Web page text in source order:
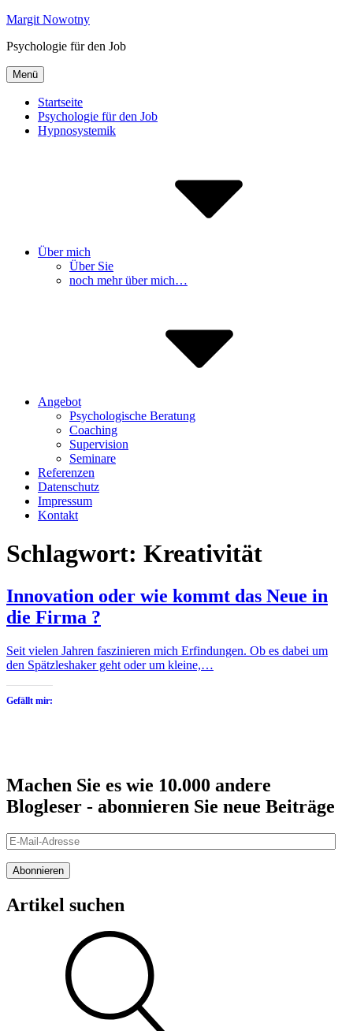
Inhalte
Margit Nowotny
Psychologie für den Job
Menü
Startseite
Psychologie für den Job
Hypnosystemik
Über mich
Über Sie
noch mehr über mich…
Angebot
Psychologische Beratung
Coaching
Supervision
Seminare
Referenzen
Datenschutz
Impressum
Kontakt
Schlagwort: Kreativität
Innovation oder wie kommt das Neue in
die Firma ?
Seit vielen Jahren faszinieren mich Erfindungen. Ob es dabei um
den Spätzleshaker geht oder um kleine,…
Gefällt mir:
Machen Sie es wie 10.000 andere
Blogleser - abonnieren Sie neue Beiträge
E-
Mail-
Adresse
Abonnieren
Artikel suchen